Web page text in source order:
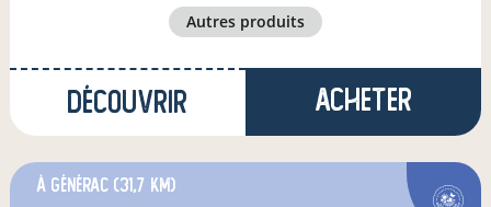
autres produits
Découvrir Acheter
à Générac (31,7 km)